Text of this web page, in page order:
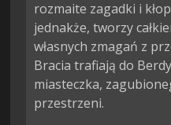
rozmaite zagadki i
jednakże, tworzy
własnych zmagań z
Bracia trafiają do
miasteczka,
przestrzeni.